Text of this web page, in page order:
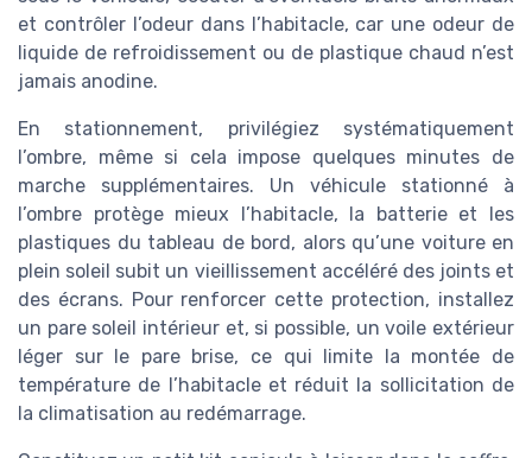
et contrôler l’odeur dans l’habitacle, car une odeur de
liquide de refroidissement ou de plastique chaud n’est
jamais anodine.
En stationnement, privilégiez systématiquement
l’ombre, même si cela impose quelques minutes de
marche supplémentaires. Un véhicule stationné à
l’ombre protège mieux l’habitacle, la batterie et les
plastiques du tableau de bord, alors qu’une voiture en
plein soleil subit un vieillissement accéléré des joints et
des écrans. Pour renforcer cette protection, installez
un pare soleil intérieur et, si possible, un voile extérieur
léger sur le pare brise, ce qui limite la montée de
température de l’habitacle et réduit la sollicitation de
la climatisation au redémarrage.